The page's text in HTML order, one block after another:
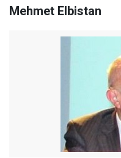
Mehmet Elbistan